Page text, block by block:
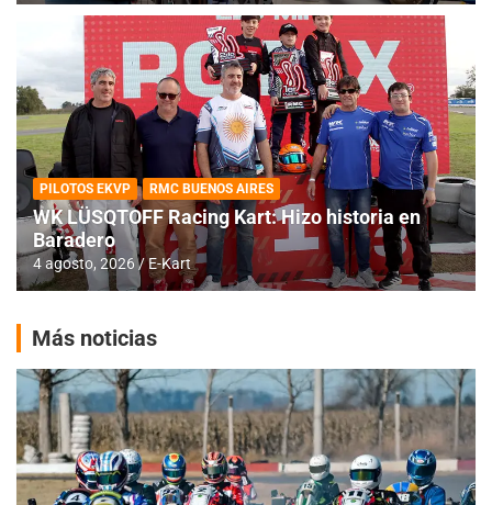
PILOTOS EKVP RMC BUENOS AIRES
WK LÜSQTOFF Racing Kart: Hizo historia en
Baradero
4 agosto, 2026 E-Kart
Más noticias